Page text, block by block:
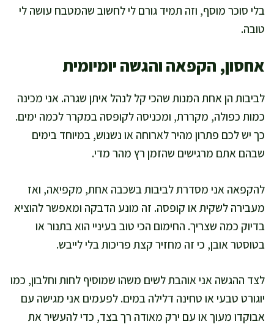
בלי סוכר מוסף, וזה תמיד גורם לי לחשוב שהמטבח עושה לי
טובה.
אחסון, הקפאה והגשה יומיומית
לביבות הן אחת המנות שהכי קל לנהל איתן שגרה. אני מכינה
כמות כפולה, מקררת, ומכניסה לקופסה במקרר לכמה ימים.
כך יש לכם פתרון מהיר לארוחה או נשנוש, במיוחד בימים
שבהם אתם מרגישים שהזמן רץ מהר מדי.
להקפאה אני מסדרת לביבות בשכבה אחת, מקפיאה, ואז
מעבירה לשקית או קופסה. זה מונע הדבקה ומאפשר להוציא
בדיוק כמה שצריך. החימום הכי טוב בעיניי הוא בתנור או
בטוסטר אובן, כי זה מחזיר קצת פריכות בלי לייבש.
לצד ההגשה אני אוהבת לשים משהו שמוסיף לחות וחלבון, כמו
יוגורט טבעי או טחינה דלילה במים. לפעמים אני מגישה עם
אבוקדו מעוך או עם ירק מאודה רך בצד, כדי להעשיר את